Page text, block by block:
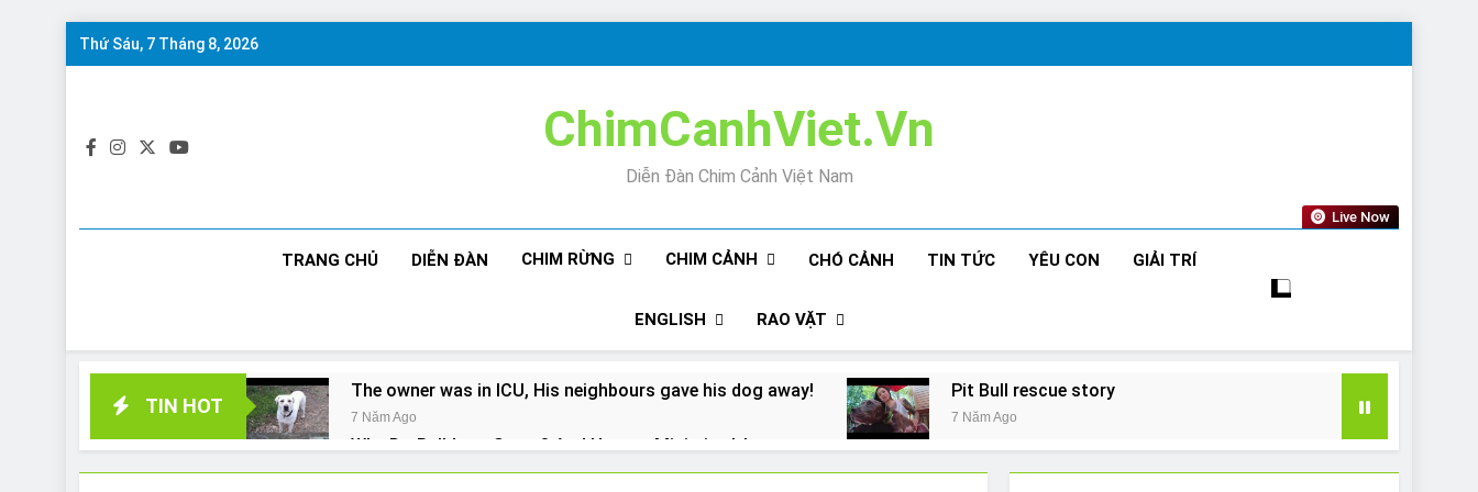
Skip
Thứ Sáu, 7 Tháng 8, 2026
ChimCanhViet.Vn
Diễn Đàn Chim Cảnh Việt Nam
Live Now
TRANG CHỦ DIỄN ĐÀN CHIM RỪNG CHIM CẢNH CHÓ CẢNH TIN TỨC YÊU CON GIẢI TRÍ
ENGLISH RAO VẶT
TIN HOT
The owner was in ICU, His neighbours gave his dog away!
7 Năm Ago
Pit Bull rescue story
7 Năm Ago
Why Do Bulldogs Snore? And How to Minimize It!
7 Năm Ago